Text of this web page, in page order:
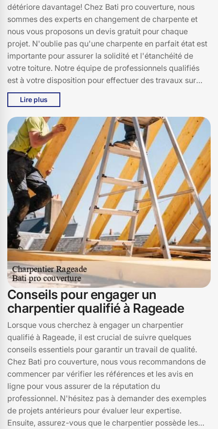
détériore davantage! Chez Bati pro couverture, nous
sommes des experts en changement de charpente et
nous vous proposons un devis gratuit pour chaque
projet. N'oublie pas qu'une charpente en parfait état est
importante pour assurer la solidité et l'étanchéité de
votre toiture. Notre équipe de professionnels qualifiés
est à votre disposition pour effectuer des travaux sur
mesure, adaptés à vos exigences. Que ce soit pour une
construction nouvelle ou une rénovation, nous vous
garantissons un résultat impeccable.
Lire plus
Conseils pour engager un
charpentier qualifié à Rageade
Lorsque vous cherchez à engager un charpentier
qualifié à Rageade, il est crucial de suivre quelques
conseils essentiels pour garantir un travail de qualité.
Chez Bati pro couverture, nous vous recommandons de
commencer par vérifier les références et les avis en
ligne pour vous assurer de la réputation du
professionnel. N'hésitez pas à demander des exemples
de projets antérieurs pour évaluer leur expertise.
Ensuite, assurez-vous que le charpentier possède les